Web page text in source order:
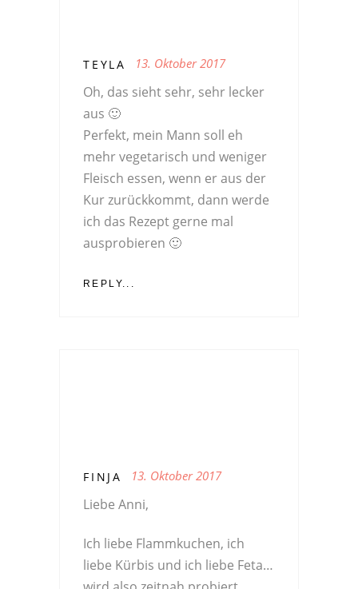
TEYLA 13. Oktober 2017
Oh, das sieht sehr, sehr lecker
aus 🙂
Perfekt, mein Mann soll eh
mehr vegetarisch und weniger
Fleisch essen, wenn er aus der
Kur zurückkommt, dann werde
ich das Rezept gerne mal
ausprobieren 🙂
REPLY...
FINJA 13. Oktober 2017
Liebe Anni,
Ich liebe Flammkuchen, ich
liebe Kürbis und ich liebe Feta…